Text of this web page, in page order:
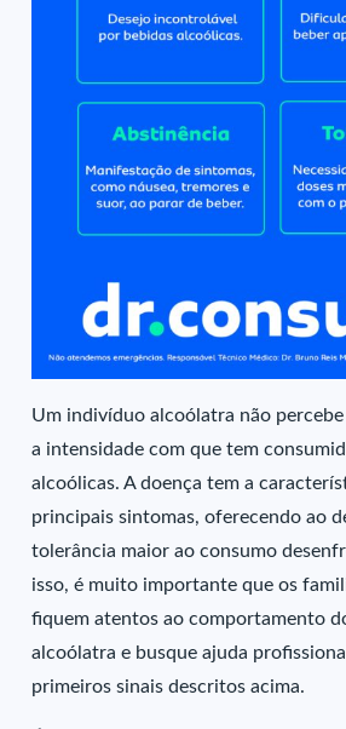
Um indivíduo alcoólatra não
a intensidade com que tem
alcoólicas. A doença tem a
principais sintomas, oferecendo ao
tolerância maior ao consumo
isso, é muito importante que os
fiquem atentos ao comportamento
alcoólatra e busque ajuda
primeiros sinais descritos acima.